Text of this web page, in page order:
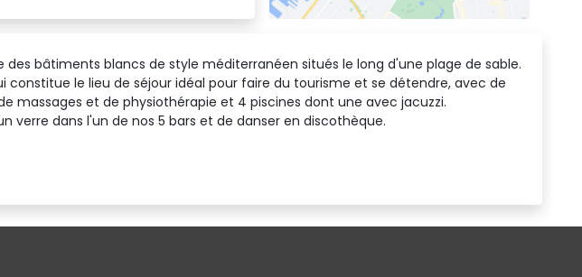
bâtiments blancs de style méditerranéen situés le long d'une plage de sable.
constitue le lieu de séjour idéal pour faire du tourisme et se détendre, avec de
massages et de physiothérapie et 4 piscines dont une avec jacuzzi.
verre dans l'un de nos 5 bars et de danser en discothèque.